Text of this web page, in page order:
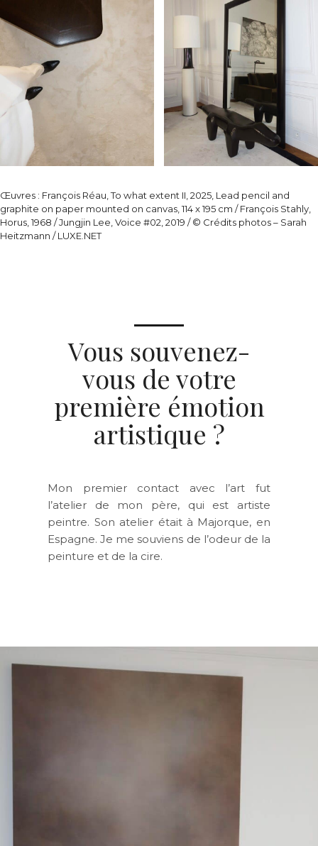
Œuvres : François Réau, To what extent II, 2025, Lead pencil and
graphite on paper mounted on canvas, 114 x 195 cm /François Stahly,
Horus, 1968 / Jungjin Lee, Voice #02, 2019 / © Crédits photos – Sarah
Heitzmann / LUXE.NET
Vous souvenez-
vous de votre
première émotion
artistique ?
Mon premier contact avec l’art fut
l’atelier de mon père, qui est artiste
peintre. Son atelier était à Majorque, en
Espagne. Je me souviens de l’odeur de la
peinture et de la cire.